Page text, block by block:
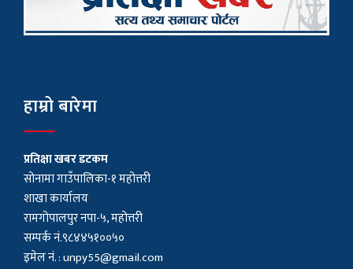
हाम्रो बारेमा
प्रतिक्षा खबर डटकम
सोनामा गाउँपालिका-१ महोत्तरी
शाखा कार्यालय
रामगोपालपुर नपा-५, महोत्तरी
सम्पर्क नं.९८४४५१००५०
इमेल नं. :unpy55@gmail.com